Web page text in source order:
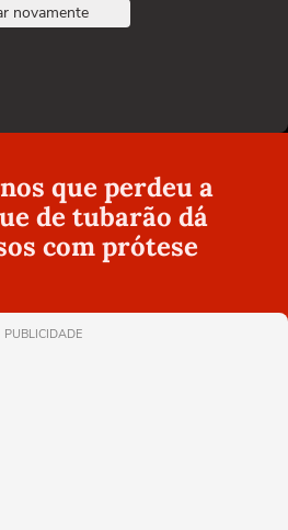
novamente
que perdeu a
de tubarão dá
com prótese
PUBLICIDADE